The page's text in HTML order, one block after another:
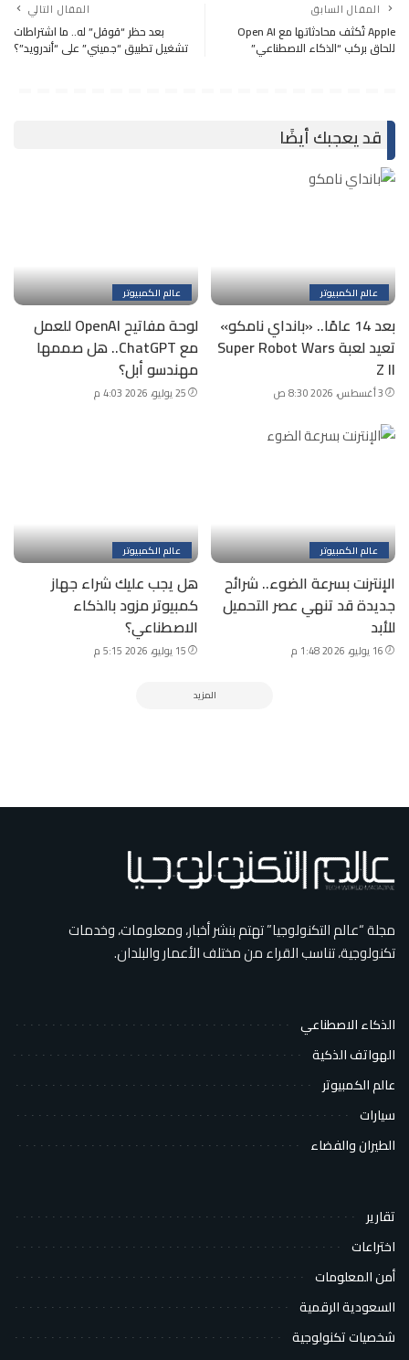
المقال السابق
Apple تُكثف محادثاتها مع Open AI
للحاق بركب “الذكاء الاصطناعي”
المقال التالي
بعد حظر “قوقل” له.. ما اشتراطات
تشغيل تطبيق “جميني” على “أندرويد”؟
قد يعجبك أيضًا
عالم الكمبيوتر
بعد 14 عامًا.. «بانداي نامكو»
تعيد لعبة Super Robot Wars
Z II
3 أغسطس، 2026 8:30 ص
عالم الكمبيوتر
لوحة مفاتيح OpenAI للعمل
مع ChatGPT.. هل صممها
مهندسو أبل؟
25 يوليو، 2026 4:03 م
عالم الكمبيوتر
الإنترنت بسرعة الضوء.. شرائح
جديدة قد تنهي عصر التحميل
للأبد
16 يوليو، 2026 1:48 م
عالم الكمبيوتر
هل يجب عليك شراء جهاز
كمبيوتر مزود بالذكاء
الاصطناعي؟
15 يوليو، 2026 5:15 م
المزيد
مجلة “عالم التكنولوجيا” تهتم بنشر أخبار، ومعلومات، وخدمات
تكنولوجية، تناسب القراء من مختلف الأعمار والبلدان.
الذكاء الاصطناعي
الهواتف الذكية
عالم الكمبيوتر
سيارات
الطيران والفضاء
تقارير
اختراعات
أمن المعلومات
السعودية الرقمية
شخصيات تكنولوجية